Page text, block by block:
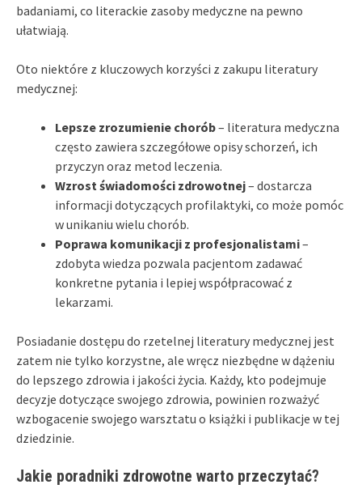
badaniami, co literackie zasoby medyczne na pewno
ułatwiają.
Oto niektóre z kluczowych korzyści z zakupu literatury
medycznej:
Lepsze zrozumienie chorób– literatura medyczna
często zawiera szczegółowe opisy schorzeń, ich
przyczyn oraz metod leczenia.
Wzrost świadomości zdrowotnej– dostarcza
informacji dotyczących profilaktyki, co może pomóc
w unikaniu wielu chorób.
Poprawa komunikacji z profesjonalistami–
zdobyta wiedza pozwala pacjentom zadawać
konkretne pytania i lepiej współpracować z
lekarzami.
Posiadanie dostępu do rzetelnej literatury medycznej jest
zatem nie tylko korzystne, ale wręcz niezbędne w dążeniu
do lepszego zdrowia i jakości życia. Każdy, kto podejmuje
decyzje dotyczące swojego zdrowia, powinien rozważyć
wzbogacenie swojego warsztatu o książki i publikacje w tej
dziedzinie.
Jakie poradniki zdrowotne warto przeczytać?